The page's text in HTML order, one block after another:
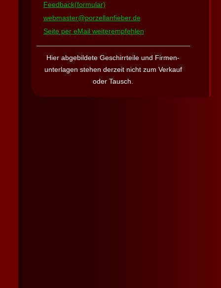
Feedback(formular)
webmaster@porzellanfieber.de
Seite per eMail weiterempfehlen
Hier abgebildete Geschirrteile und Firmen­
unterlagen stehen derzeit nicht zum Verkauf
oder Tausch